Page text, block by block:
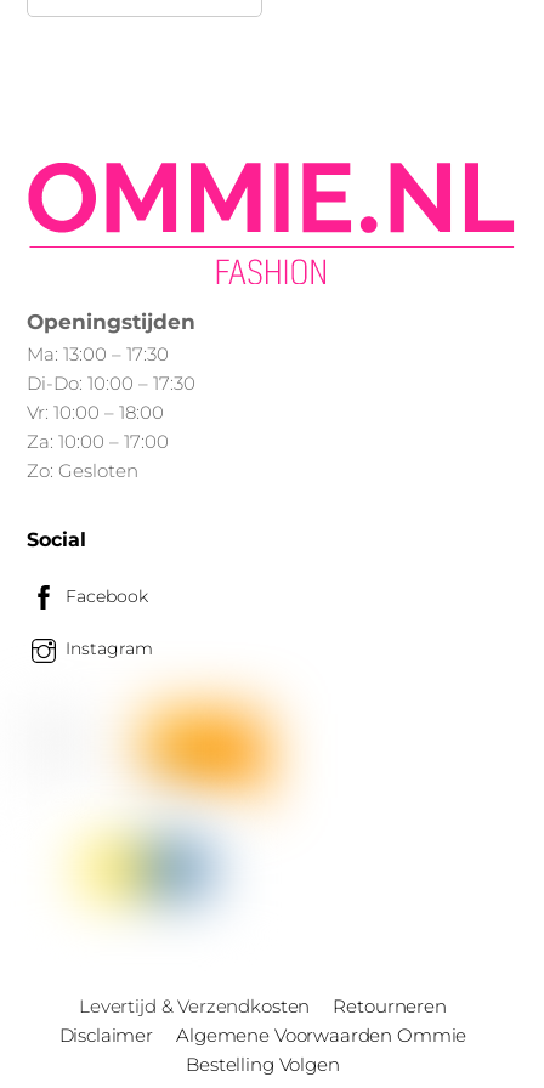
optie
kan
gekozen
de
productpagina
Openingstijden
Ma: 13:00 – 17:30
Di-Do: 10:00 – 17:30
Vr: 10:00 – 18:00
Za: 10:00 – 17:00
Zo: Gesloten
Social
Facebook
Instagram
Levertijd & Verzendkosten
Retourneren
Disclaimer
Algemene Voorwaarden Ommie
Bestelling Volgen